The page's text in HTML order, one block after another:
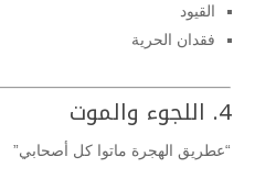
القيود
فقدان الحرية
4. اللجوء والموت
“عطريق الهجرة ماتوا كل أصحابي”